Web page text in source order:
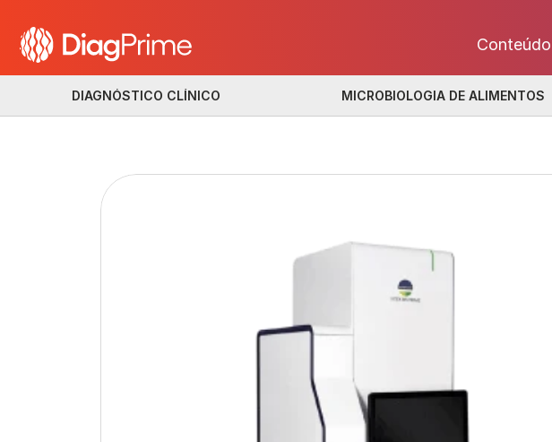
Conteúdo
DIAGNÓSTICO CLÍNICO MICROBIOLOGIA DE ALIMENTOS